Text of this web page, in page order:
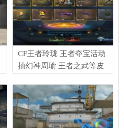
CF王者玲珑 王者夺宝活动
抽幻神周瑜 王者之武等皮